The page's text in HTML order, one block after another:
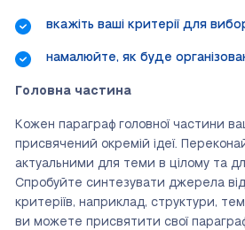
вкажіть ваші критерії для
намалюйте, як буде
Головна частина
Кожен параграф головної частини
присвячений окремій ідеї.
актуальними для теми в цілому та
Спробуйте синтезувати джерела
критеріїв, наприклад, структури,
ви можете присвятити свої